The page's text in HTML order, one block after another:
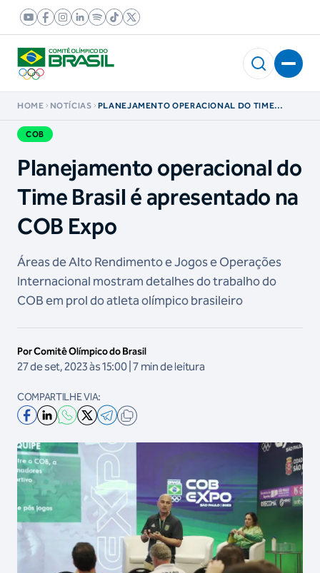
HOME NOTÍCIAS
PLANEJAMENTO OPERACIONAL DO TIME
COB
Planejamento operacional do
Time Brasil é apresentado na
COB Expo
Áreas de Alto Rendimento e Jogos e Operações
Internacional mostram detalhes do trabalho do
COB em prol do atleta olímpico brasileiro
Por Comitê Olímpico do Brasil
27 de set, 2023 às 15:00 | 7 min de leitura
COMPARTILHE VIA: